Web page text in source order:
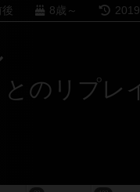
後 8歳～
のリプレ